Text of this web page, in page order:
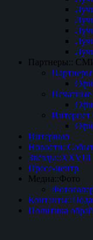
Партнеры::
Интервью
Звезды::XXVIII
Пресс-центр
Медиа::Фото
Политика